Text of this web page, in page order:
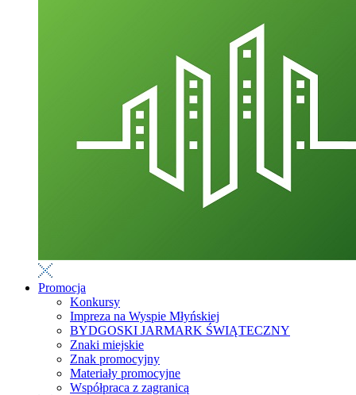
Promocja
Konkursy
Impreza na Wyspie Młyńskiej
BYDGOSKI JARMARK ŚWIĄTECZNY
Znaki miejskie
Znak promocyjny
Materiały promocyjne
Współpraca z zagranicą